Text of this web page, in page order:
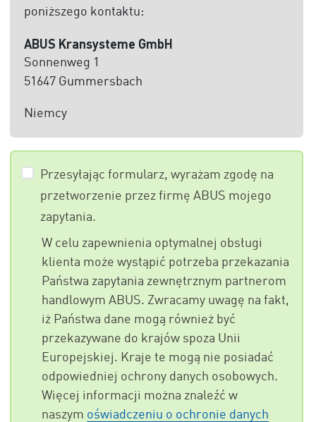
poniższego kontaktu:
ABUS Kransysteme GmbH
Sonnenweg 1
51647 Gummersbach
Niemcy
Przesyłając formularz, wyrażam zgodę na
przetworzenie przez firmę ABUS mojego
zapytania.
W celu zapewnienia optymalnej obsługi
klienta może wystąpić potrzeba przekazania
Państwa zapytania zewnętrznym partnerom
handlowym ABUS. Zwracamy uwagę na fakt,
iż Państwa dane mogą również być
przekazywane do krajów spoza Unii
Europejskiej. Kraje te mogą nie posiadać
odpowiedniej ochrony danych osobowych.
Więcej informacji można znaleźć w
naszym oświadczeniu o ochronie danych